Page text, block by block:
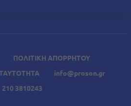
ΠΟΛΙΤΙΚΗ ΑΠΟΡΡΗΤΟΥ
info@proson.gr
210 3810243